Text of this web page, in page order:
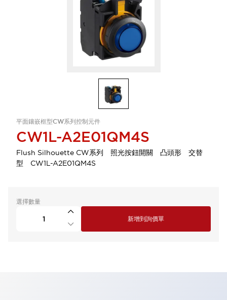
平面鑲嵌框型CW系列控制元件
CW1L-A2E01QM4S
Flush Silhouette CW系列 照光按鈕開關 凸頭形 交替
型 CW1L-A2E01QM4S
選擇數量
新增到詢價單